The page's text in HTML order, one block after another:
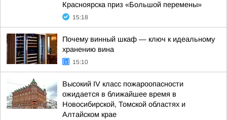
Красноярска приз «Большой перемены»
15:18
Почему винный шкаф — ключ к идеальному
хранению вина
15:10
Высокий IV класс пожароопасности
ожидается в ближайшее время в
Новосибирской, Томской областях и
Алтайском крае